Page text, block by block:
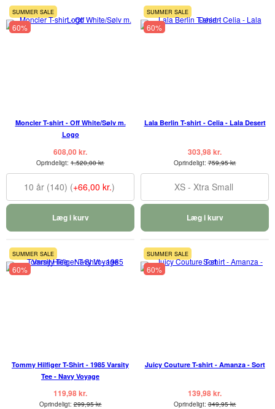
SUMMER SALE
60%
Moncler T-shirt - Off White/Sølv m.
Logo
608,00 kr.
Oprindeligt: 1.520,00 kr.
10 år (140) (+66,00 kr.)
Læg i kurv
SUMMER SALE
60%
Lala Berlin T-shirt - Celia - Lala Desert
303,98 kr.
Oprindeligt:759,95 kr.
XS - Xtra Small
Læg i kurv
SUMMER SALE
60%
Tommy Hilfiger T-Shirt - 1985 Varsity
Tee - Navy Voyage
119,98 kr.
Oprindeligt:299,95 kr.
SUMMER SALE
60%
Juicy Couture T-shirt - Amanza - Sort
139,98 kr.
Oprindeligt:349,95 kr.